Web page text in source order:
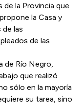
la Provincia que
la Casa y
las
de las
de Río Negro,
que realizó
sólo en la mayoría
su tarea, sino